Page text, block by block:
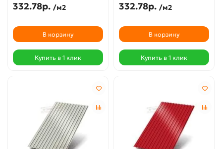
332.78р. /м2
В корзину
Купить в 1 клик
332.78р. /м2
В корзину
Купить в 1 клик